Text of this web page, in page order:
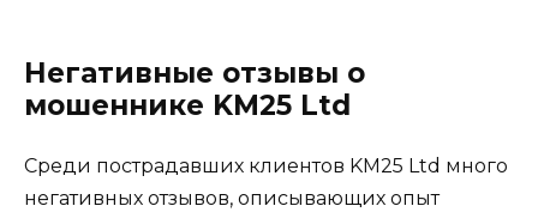
Негативные отзывы о
мошеннике KM25 Ltd
Среди пострадавших клиентов KM25 Ltd много
негативных отзывов, описывающих опыт